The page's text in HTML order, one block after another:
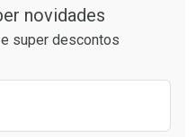
Por R$ 63,99/cada
novidades
super descontos